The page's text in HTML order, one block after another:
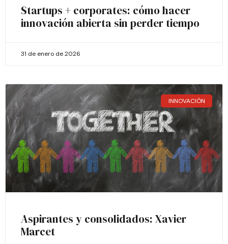
Startups + corporates: cómo hacer
innovación abierta sin perder tiempo
31 de enero de 2026
INNOVACIÓN
Aspirantes y consolidados: Xavier
Marcet